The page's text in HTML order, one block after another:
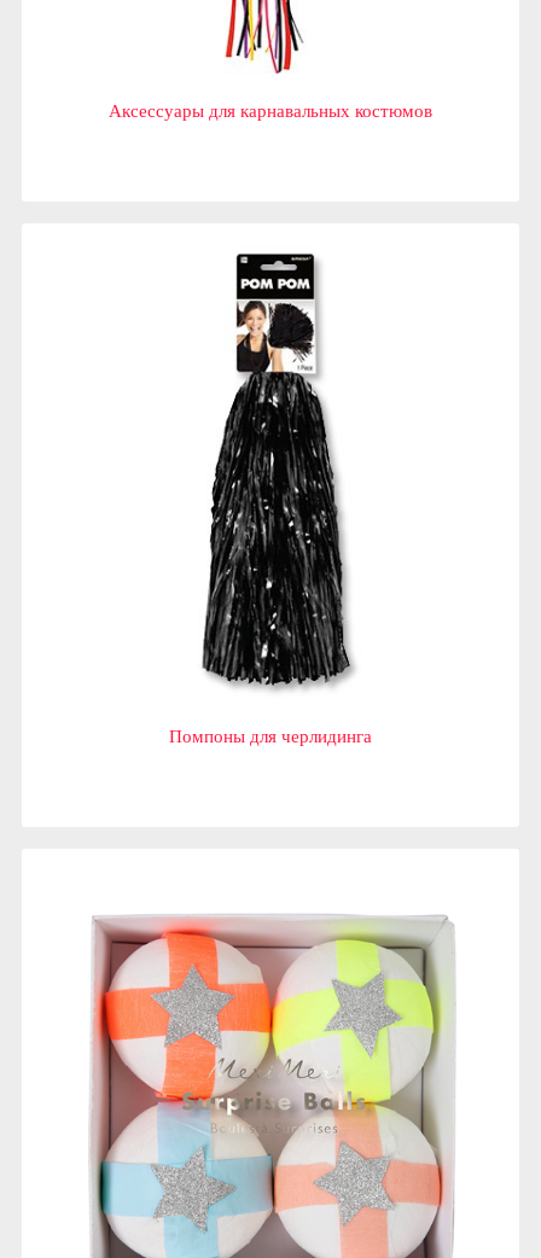
Аксессуары для карнавальных костюмов
Помпоны для черлидинга